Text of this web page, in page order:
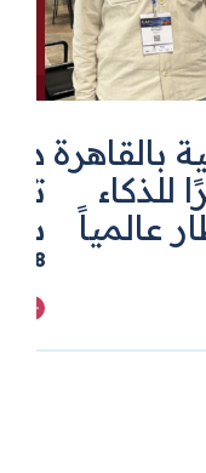
بالقاهرة
للذكاء
عالمياً
28